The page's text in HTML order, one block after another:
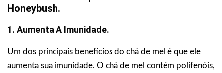
Honeybush.
1. Aumenta A Imunidade.
Um dos principais benefícios do chá de mel é que ele
aumenta sua imunidade. O chá de mel contém polifenóis,